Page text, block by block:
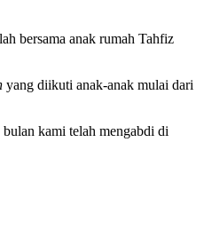
bersama anak rumah Tahfiz
yang diikuti anak-anak mulai dari
kami telah mengabdi di